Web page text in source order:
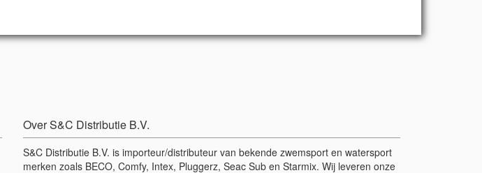
Over S&C Distributie B.V.
S&C Distributie B.V. is importeur/distributeur van bekende zwemsport en watersport
merken zoals BECO, Comfy, Intex, Pluggerz, Seac Sub en Starmix. Wij leveren onze